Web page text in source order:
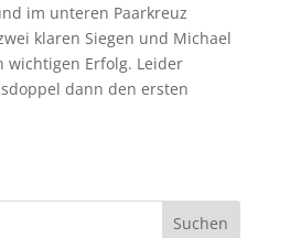
im unteren Paarkreuz
klaren Siegen und Michael
wichtigen Erfolg. Leider
dann den ersten
Suchen